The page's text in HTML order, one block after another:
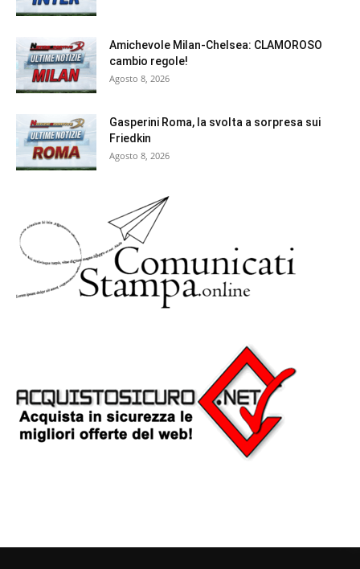
Amichevole Milan-Chelsea: CLAMOROSO
cambio regole!
Agosto 8, 2026
Gasperini Roma, la svolta a sorpresa sui
Friedkin
Agosto 8, 2026